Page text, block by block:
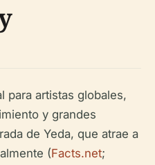
para artistas globales,
y grandes
de Yeda, que atrae a
(Facts.net;